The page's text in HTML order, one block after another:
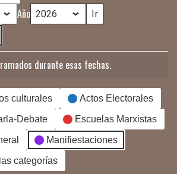
Año
durante esas fechas.
culturales Actos Electorales
Debate Escuelas Marxistas
Manifiestaciones
categorías